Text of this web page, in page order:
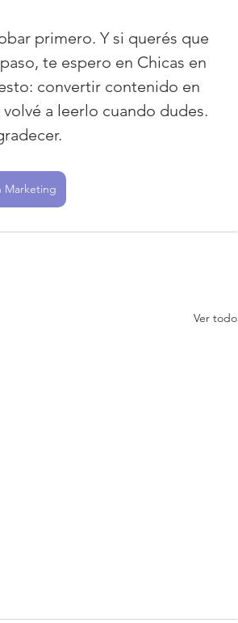
primero. Y si querés que
te espero en Chicas en
convertir contenido en
a leerlo cuando dudes.
Marketing
Ver todo